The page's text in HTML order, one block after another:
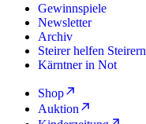
Gewinnspiele
Newsletter
Archiv
Steirer helfen Steirern
Kärntner in Not
Shop
Auktion